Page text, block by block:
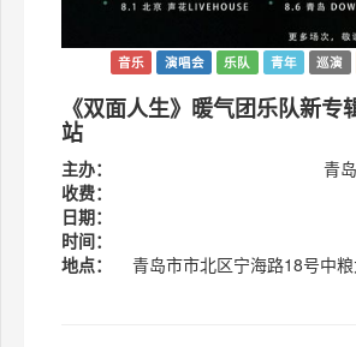
音乐 演唱会 乐队 青年 巡演
《双面人生》暖气团乐队新专
站
主办：
青
收费：
日期：
时间：
地点：
青岛市市北区宁海路18号中